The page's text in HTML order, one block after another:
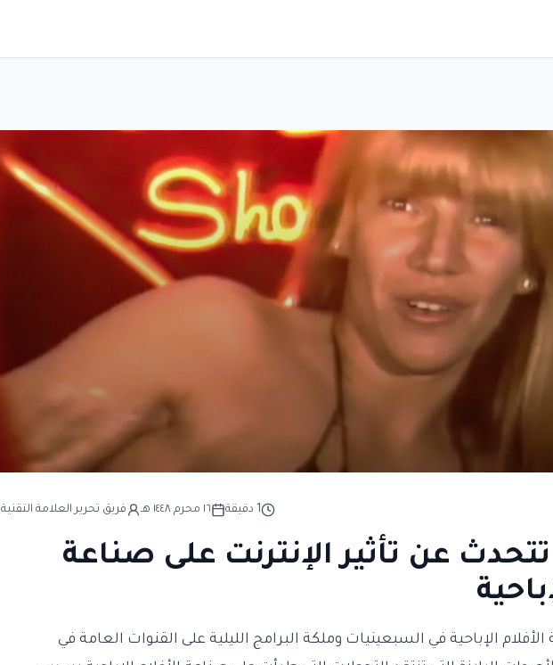
فريق تحرير العلامة التقنية ١٦ محرم ١٤٤٨ هـ 1 دقيقة
تتحدث عن تأثير الإنترنت على صناعة
الأفلام الإباحية في السبعينيات وملكة البرامج الليلية على القنوات العامة في